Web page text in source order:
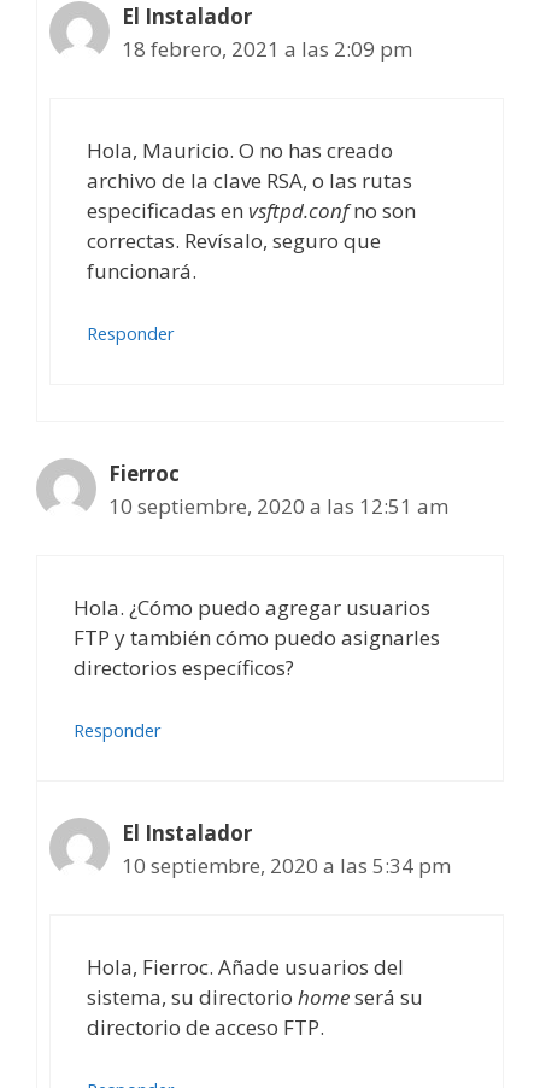
El Instalador
18 febrero, 2021 a las 2:09 pm
Hola, Mauricio. O no has creado
archivo de la clave RSA, o las rutas
especificadas en vsftpd.confno son
correctas. Revísalo, seguro que
funcionará.
Responder
Fierroc
10 septiembre, 2020 a las 12:51 am
Hola. ¿Cómo puedo agregar usuarios
FTP y también cómo puedo asignarles
directorios específicos?
Responder
El Instalador
10 septiembre, 2020 a las 5:34 pm
Hola, Fierroc. Añade usuarios del
sistema, su directorio homeserá su
directorio de acceso FTP.